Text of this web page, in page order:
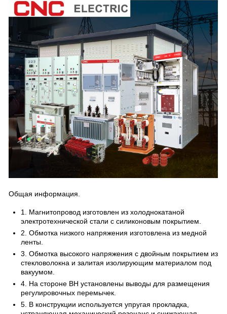
Общая информация.
1. Магнитопровод изготовлен из холоднокатаной
электротехнической стали с силиконовым покрытием.
2. Обмотка низкого напряжения изготовлена из медной
ленты.
3. Обмотка высокого напряжения с двойным покрытием из
стекловолокна и залитая изолирующим материалом под
вакуумом.
4. На стороне ВН установлены выводы для размещения
регулировочных перемычек.
5. В конструкции используется упругая прокладка,